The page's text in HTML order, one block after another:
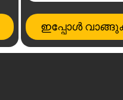
ഇപ്പോൾ